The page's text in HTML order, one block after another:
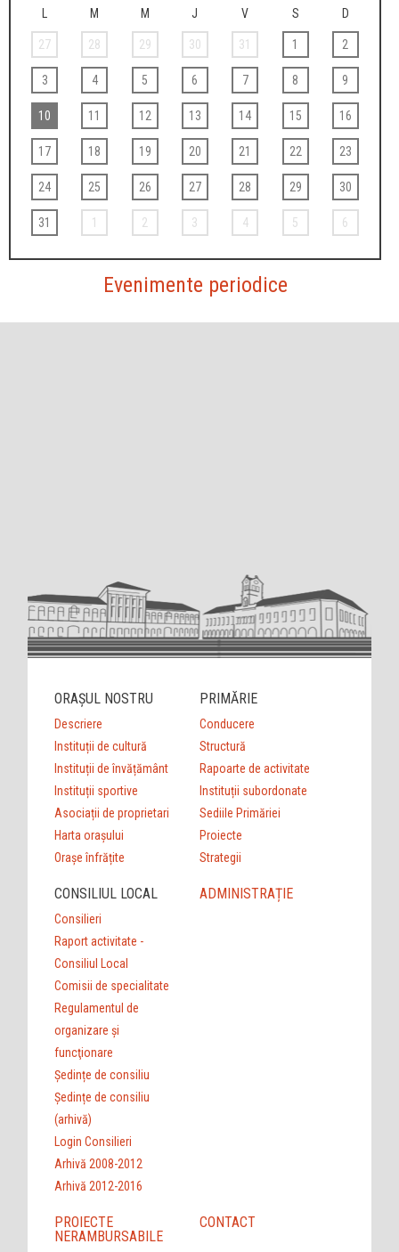
M M J V S D
27 28 29 30 31 1 2
3 4 5 6 7 8 9
10 11 12 13 14 15 16
17 18 19 20 21 22 23
24 25 26 27 28 29 30
31 1 2 3 4 5 6
Evenimente periodice
ORAȘUL NOSTRU
Descriere
Instituții de cultură
Instituții de învățământ
Instituții sportive
Asociații de proprietari
Harta orașului
Orașe înfrățite
PRIMĂRIE
Conducere
Structură
Rapoarte de activitate
Instituții subordonate
Sediile Primăriei
Proiecte
Strategii
CONSILIUL LOCAL
Consilieri
Raport activitate -
Consiliul Local
Comisii de specialitate
Regulamentul de
organizare şi
funcţionare
Ședințe de consiliu
Ședințe de consiliu
(arhivă)
Login Consilieri
Arhivă 2008-2012
Arhivă 2012-2016
ADMINISTRAȚIE
PROIECTE
NERAMBURSABILE
CONTACT